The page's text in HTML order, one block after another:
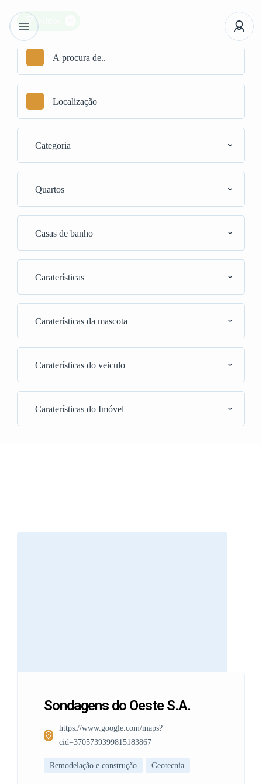
Filtros
Categoria
Quartos
Casas de banho
Caraterísticas
Caraterísticas da mascota
Caraterísticas do veiculo
Caraterísticas do Imóvel
Sondagens do Oeste S.A.
https://www.google.com/maps?
cid=3705739399815183867
Remodelação e construção Geotecnia